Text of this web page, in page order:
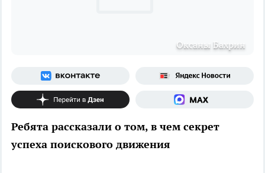
Оксаны Бахрин
Ребята рассказали о том, в чем секрет
успеха поискового движения